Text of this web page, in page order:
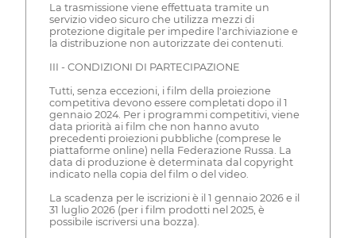
La trasmissione viene effettuata tramite un
servizio video sicuro che utilizza mezzi di
protezione digitale per impedire l'archiviazione e
la distribuzione non autorizzate dei contenuti.
III - CONDIZIONI DI PARTECIPAZIONE
Tutti, senza eccezioni, i film della proiezione
competitiva devono essere completati dopo il 1
gennaio 2024. Per i programmi competitivi, viene
data priorità ai film che non hanno avuto
precedenti proiezioni pubbliche (comprese le
piattaforme online) nella Federazione Russa. La
data di produzione è determinata dal copyright
indicato nella copia del film o del video.
La scadenza per le iscrizioni è il 1 gennaio 2026 e il
31 luglio 2026 (per i film prodotti nel 2025, è
possibile iscriversi una bozza).